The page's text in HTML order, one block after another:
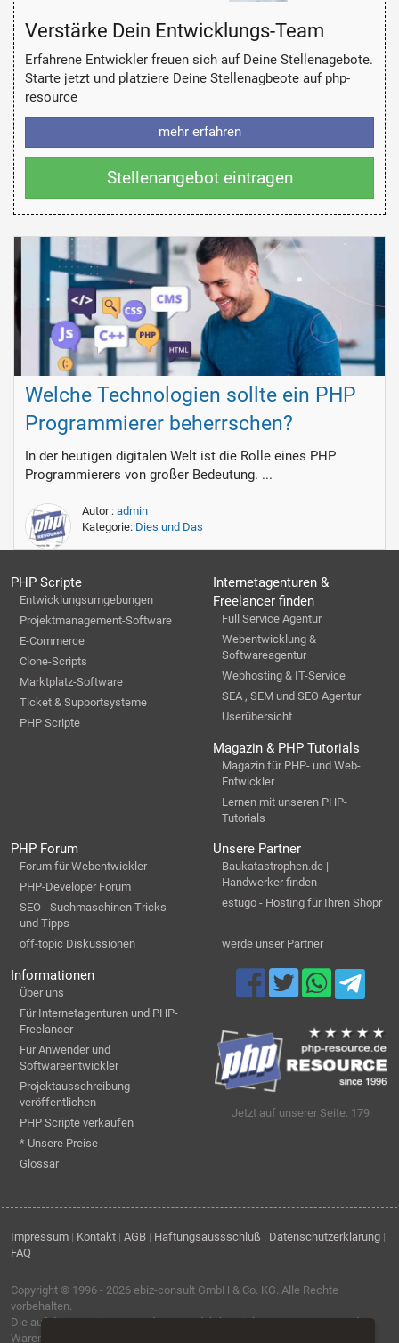
Verstärke Dein Entwicklungs-Team
Erfahrene Entwickler freuen sich auf Deine Stellenagebote.
Starte jetzt und platziere Deine Stellenagbeote auf php-
resource
mehr erfahren
Stellenangebot eintragen
Welche Technologien sollte ein PHP
Programmierer beherrschen?
In der heutigen digitalen Welt ist die Rolle eines PHP
Programmierers von großer Bedeutung. ...
Autor : admin
Kategorie: Dies und Das
PHP Scripte
Entwicklungsumgebungen
Projektmanagement-Software
E-Commerce
Clone-Scripts
Marktplatz-Software
Ticket & Supportsysteme
PHP Scripte
Internetagenturen &
Freelancer finden
Full Service Agentur
Webentwicklung &
Softwareagentur
Webhosting & IT-Service
SEA , SEM und SEO Agentur
Userübersicht
Magazin & PHP Tutorials
Magazin für PHP- und Web-
Entwickler
Lernen mit unseren PHP-
Tutorials
PHP Forum
Forum für Webentwickler
PHP-Developer Forum
SEO - Suchmaschinen Tricks
und Tipps
off-topic Diskussionen
Unsere Partner
Baukatastrophen.de |
Handwerker finden
estugo - Hosting für Ihren Shopr
werde unser Partner
Informationen
Über uns
Für Internetagenturen und PHP-
Freelancer
Für Anwender und
Softwareentwickler
Projektausschreibung
veröffentlichen
PHP Scripte verkaufen
* Unsere Preise
Glossar
Jetzt auf unserer Seite: 179
Impressum | Kontakt | AGB | Haftungsaussschluß | Datenschutzerklärung |
FAQ
Copyright © 1996 - 2026 ebiz-consult GmbH & Co. KG. Alle Rechte
vorbehalten.
Die auf dieser Seite verwendeten Produktbezeichnungen, Namen und
Warenzeichen sind Eigentum der jeweiligen Firmen.